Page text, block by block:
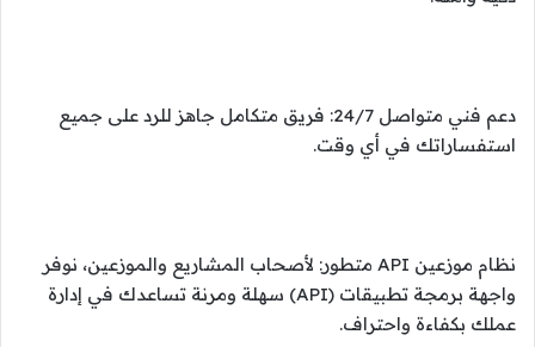
دعم فني متواصل 24/7: فريق متكامل جاهز للرد على جميع
استفساراتك في أي وقت.
نظام موزعين API متطور: لأصحاب المشاريع والموزعين، نوفر
واجهة برمجة تطبيقات (API) سهلة ومرنة تساعدك في إدارة
عملك بكفاءة واحتراف.